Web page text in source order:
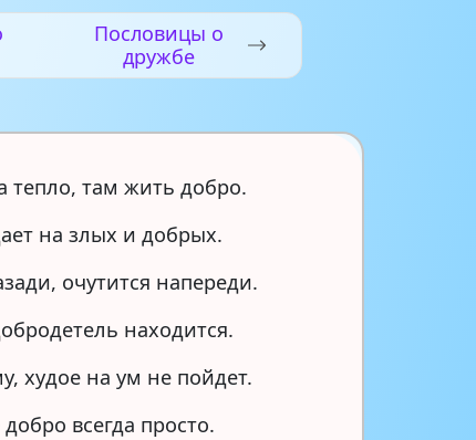
Пословицы о
дружбе
тепло, там жить добро.
на злых и добрых.
очутится напереди.
находится.
худое на ум не пойдет.
всегда просто.